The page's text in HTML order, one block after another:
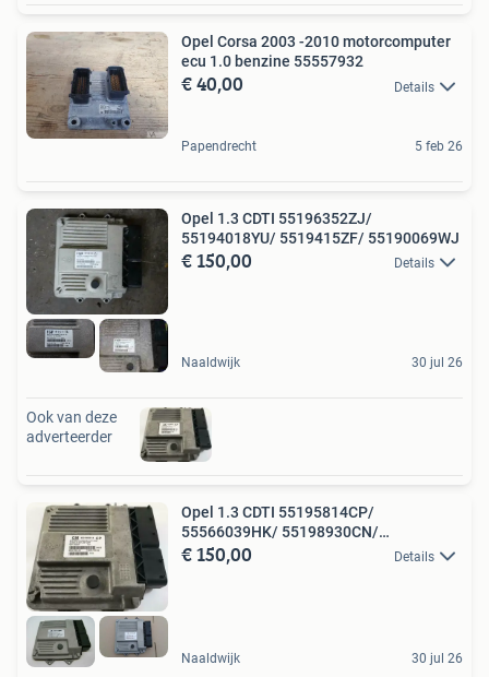
Opel Corsa 2003 -2010 motorcomputer
ecu 1.0 benzine 55557932
€ 40,00 Details
Papendrecht 5 feb 26
Opel 1.3 CDTI 55196352ZJ/
55194018YU/ 5519415ZF/ 55190069WJ
€ 150,00 Details
Naaldwijk 30 jul 26
Ook van deze
adverteerder
Opel 1.3 CDTI 55195814CP/
55566039HK/ 55198930CN/
55565450GP
€ 150,00 Details
Naaldwijk 30 jul 26